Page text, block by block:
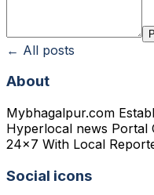
← All posts
About
Mybhagalpur.com
Hyperlocal news Portal
24x7 With Local
Social icons